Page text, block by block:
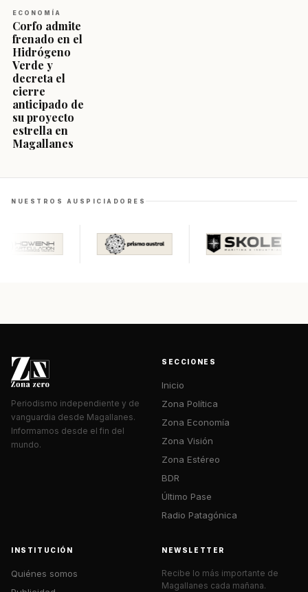
ECONOMÍA
Corfo admite
frenado en el
Hidrógeno
Verde y
decreta el
cierre
anticipado de
su proyecto
estrella en
Magallanes
NUESTROS AUSPICIADORES
Periodismo independiente y de
vanguardia desde Magallanes.
Informamos desde el fin del
mundo.
SECCIONES
Inicio
Zona Política
Zona Economía
Zona Visión
Zona Estéreo
BDR
Último Pase
Radio Patagónica
INSTITUCIÓN
Quiénes somos
NEWSLETTER
Recibe lo más importante de
Magallanes cada mañana.